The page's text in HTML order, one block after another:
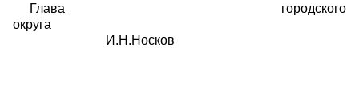
Глава городского
округа
И.Н.Носков